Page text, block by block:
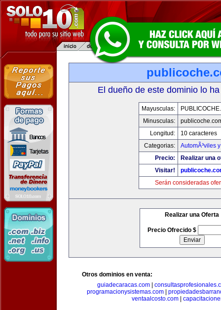
El dueño de este dominio lo
Mayusculas:
Minusculas:
Longitud:
10 caracteres
Categorias:
AutomÃ³viles
Precio:
Realizar una
Visitar!
Serán consideradas
Realizar una Oferta
Precio Ofrecido $
Otros dominios en venta:
guiadecaracas.com
programacionysistemas.com|
ventaalcosto.com|